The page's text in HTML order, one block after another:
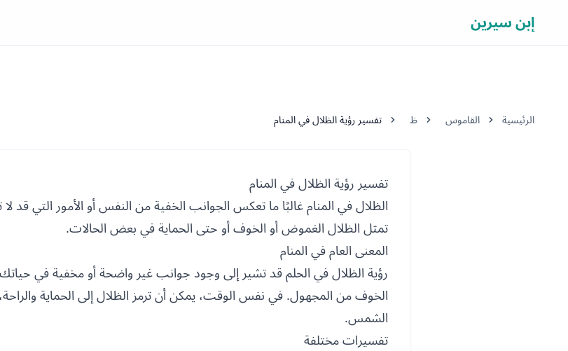
إبن سيرين
الرئيسية القاموس ظ تفسير رؤية الظلال في المنام
تفسير رؤية الظلال في المنام
الظلال في المنام غالبًا ما تعكس الجوانب الخفية من النفس أو الأمور التي قد
تمثل الظلال الغموض أو الخوف أو حتى الحماية في بعض الحالات.
المعنى العام في المنام
رؤية الظلال في الحلم قد تشير إلى وجود جوانب غير واضحة أو مخفية في
الخوف من المجهول. في نفس الوقت، يمكن أن ترمز الظلال إلى الحماية
الشمس.
تفسيرات مختلفة